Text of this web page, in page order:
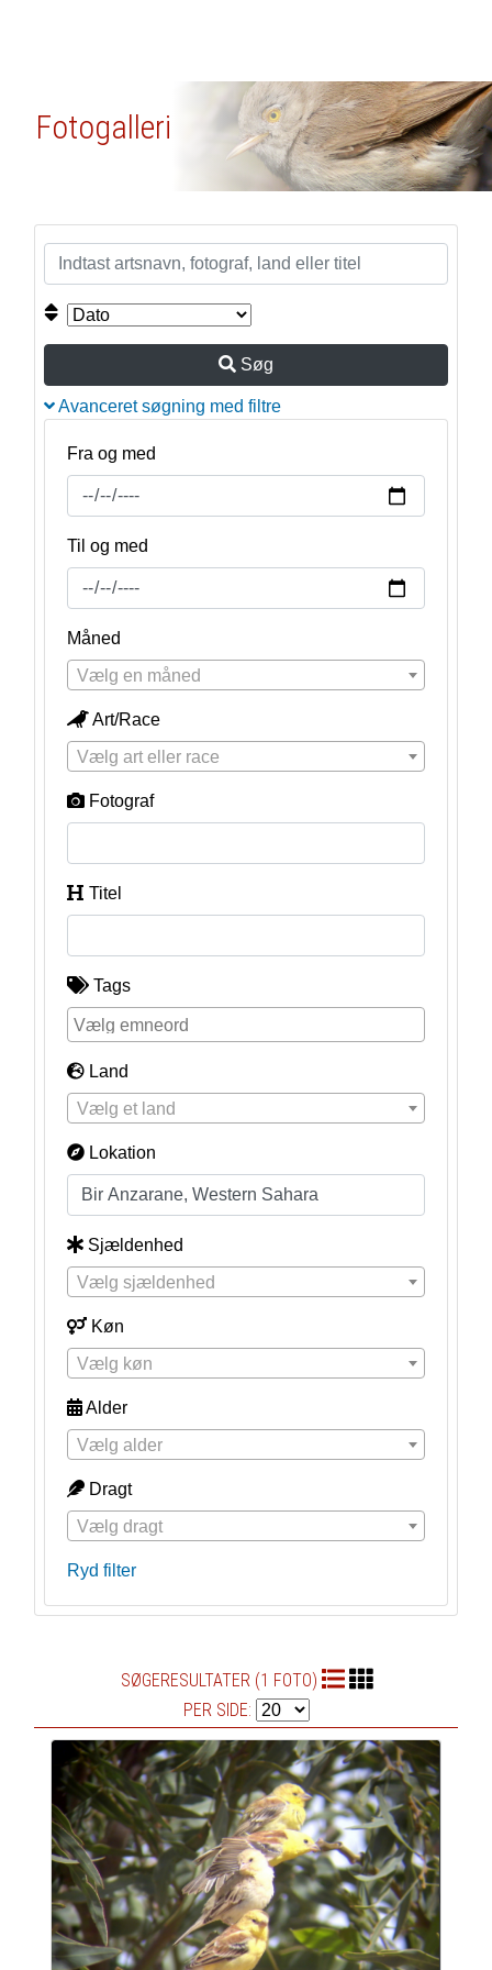
Fotogalleri
Søg
Avanceret søgning med filtre
Fra og med
Til og med
Måned
Vælg en måned
Art/Race
Vælg art eller race
Fotograf
Titel
Tags
Land
Vælg et land
Lokation
Sjældenhed
Vælg sjældenhed
Køn
Vælg køn
Alder
Vælg alder
Dragt
Vælg dragt
Ryd filter
SØGERESULTATER (1 FOTO)
PER SIDE: